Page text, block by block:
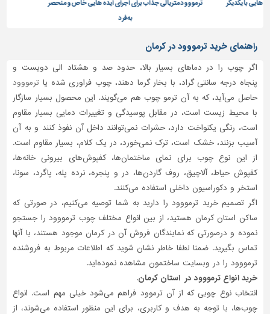
ساختمان
ترافیک
و
سازه
سایر
با یکدیگر
ترمووود متریالی جذاب برای اجرای ایده هایی خاص و منحصر
به فرد
راهنمای خرید ترمووود در کرمان
اگر چوب را در دماهای بسیار بالا، حدود صد و هشتاد الی دویست و
پنجاه درجه سانتی گراد، با بخار گرما دهند، چوب فراوری شده یا ترمووود
حاصل می‌آید، که به آن ترمو چوب هم می‌گویند. این محصول بسیار سازگار
با محیط زیست است، در مقابل پوسیدگی و تغییرات دمایی بسیار مقاوم
است، رنگی یکنواخت دارد، حشرات نمی‌توانند داخل آن نفوذ کنند و به آن
آسیب بزنند، خشک است، ترک نمی‌خورد، در یک کلام، بسیار مقاوم است.
از این نوع چوب برای نمای ساختمان‌ها، کفپوش‌های بیرونی خانه‌ها،
کفپوش حیاط، آلاچیق، روف گاردن‌ها، در و پنجره، نرده پله، پاگرد، سونا،
استخر و دکوراسیون داخلی استفاده می‌کنند.
اگر تصمیم خرید ترمووود را دارید به شما توصیه می‌کنیم، در صورتی که
ساکن استان کرمان هستید، از بین انواع مختلف چوب ترمووود را جستجو
نموده و درصورتی‌ که نمایندگان فروش آن در کرمان موجود هستند، با آنها
تماس بگیرید. ضمنا لطفا خاطر نشان شوید که اطلاعات مربوط به فروشنده
ترمووود را در وبسایت ساختمون مشاهده نموده‌اید.
خرید انواع ترمووود در استان کرمان.
انتخاب نوع چوبی که از آن ترموود فراهم می‌شود خیلی مهم است. انواع
چو‌ب‌ها، با توجه به هدف و کاربری، برای این منظور استفاده می‌شوند، از